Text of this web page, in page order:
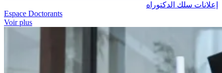
إعلانات سلك الدكتوراه
Espace Doctorants
Voir plus